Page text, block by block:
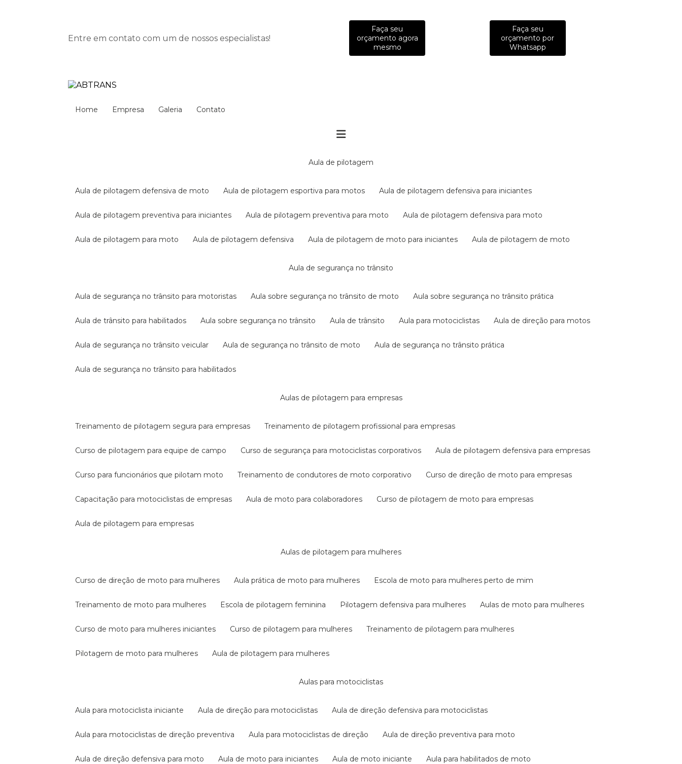
Entre em contato com um de nossos especialistas!
Faça seu
orçamento agora
mesmo
Faça seu
orçamento por
Whatsapp
Home Empresa Galeria Contato
aula de pilotagem
aula de pilotagem defensiva de moto aula de pilotagem esportiva para motos aula de pilotagem defensiva para iniciantes
aula de pilotagem preventiva para iniciantes aula de pilotagem preventiva para moto aula de pilotagem defensiva para moto
aula de pilotagem para moto aula de pilotagem defensiva aula de pilotagem de moto para iniciantes aula de pilotagem de moto
aula de segurança no trânsito
aula de segurança no trânsito para motoristas aula sobre segurança no trânsito de moto aula sobre segurança no trânsito prática
aula de trânsito para habilitados aula sobre segurança no trânsito aula de trânsito aula para motociclistas aula de direção para motos
aula de segurança no trânsito veicular aula de segurança no trânsito de moto aula de segurança no trânsito prática
aula de segurança no trânsito para habilitados
aulas de pilotagem para empresas
treinamento de pilotagem segura para empresas treinamento de pilotagem profissional para empresas
curso de pilotagem para equipe de campo curso de segurança para motociclistas corporativos aula de pilotagem defensiva para empresas
curso para funcionários que pilotam moto treinamento de condutores de moto corporativo curso de direção de moto para empresas
capacitação para motociclistas de empresas aula de moto para colaboradores curso de pilotagem de moto para empresas
aula de pilotagem para empresas
aulas de pilotagem para mulheres
curso de direção de moto para mulheres aula prática de moto para mulheres escola de moto para mulheres perto de mim
treinamento de moto para mulheres escola de pilotagem feminina pilotagem defensiva para mulheres aulas de moto para mulheres
curso de moto para mulheres iniciantes curso de pilotagem para mulheres treinamento de pilotagem para mulheres
pilotagem de moto para mulheres aula de pilotagem para mulheres
aulas para motociclistas
aula para motociclista iniciante aula de direção para motociclistas aula de direção defensiva para motociclistas
aula para motociclistas de direção preventiva aula para motociclistas de direção aula de direção preventiva para moto
aula de direção defensiva para moto aula de moto para iniciantes aula de moto iniciante aula para habilitados de moto